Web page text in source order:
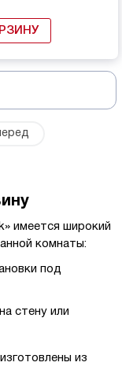
имеется широкий
комнаты:
под
стену или
из